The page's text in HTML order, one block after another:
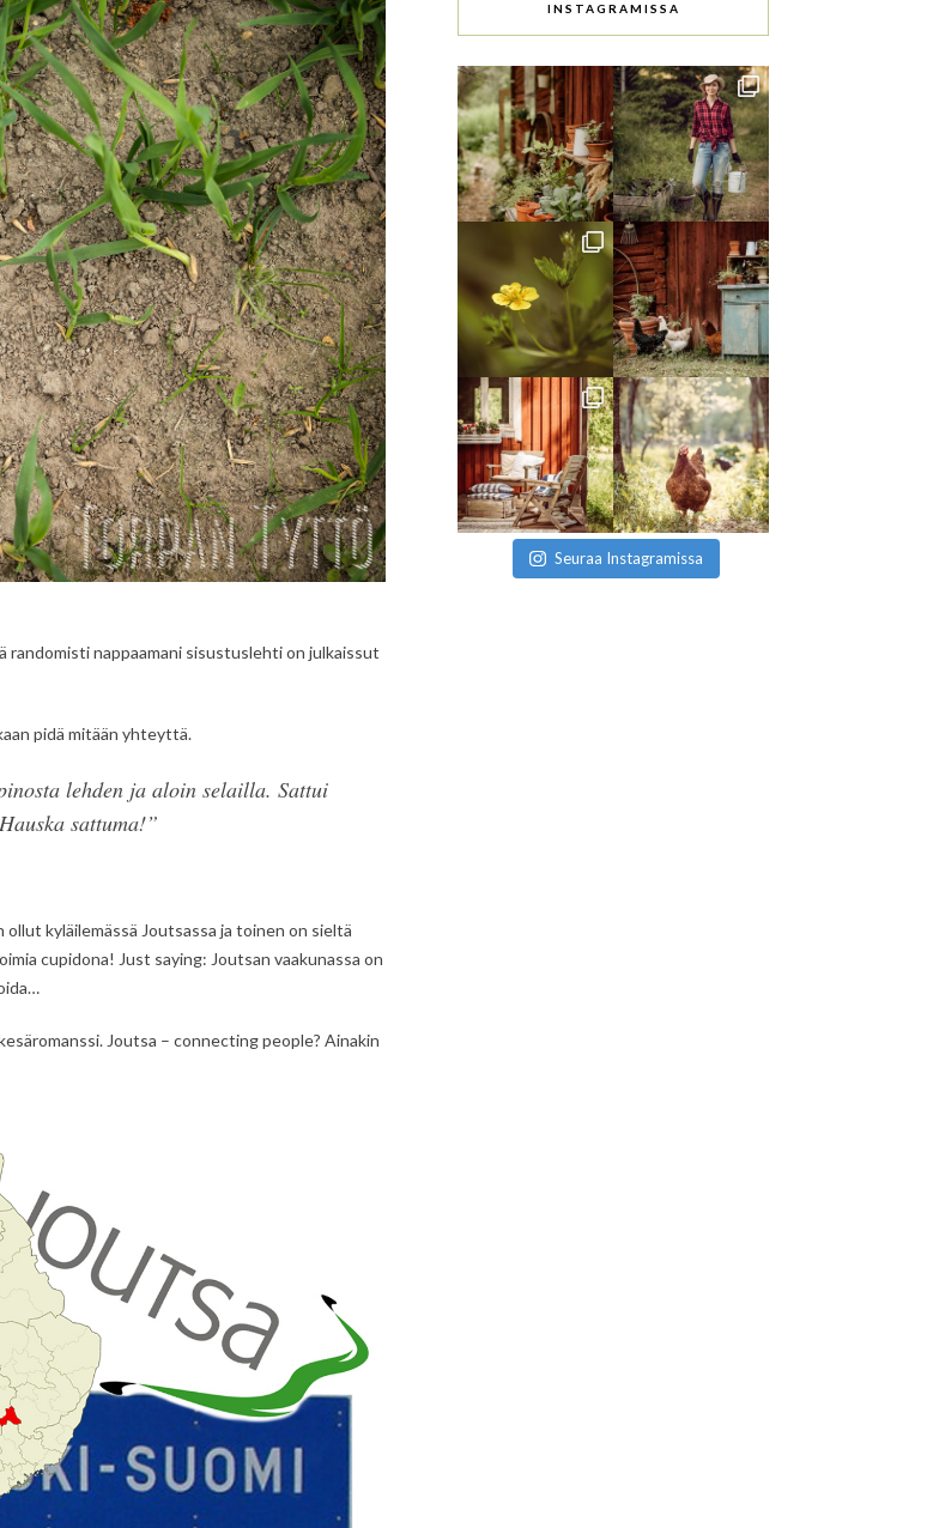
randomisti nappaamani sisustuslehti on julkaissut
pidä mitään yhteyttä.
lehden ja aloin selailla. Sattui
sattuma!”
kyläilemässä Joutsassa ja toinen on sieltä
cupidona! Just saying: Joutsan vaakunassa on
Joutsa – connecting people? Ainakin
INSTAGRAMISSA
Seuraa Instagramissa